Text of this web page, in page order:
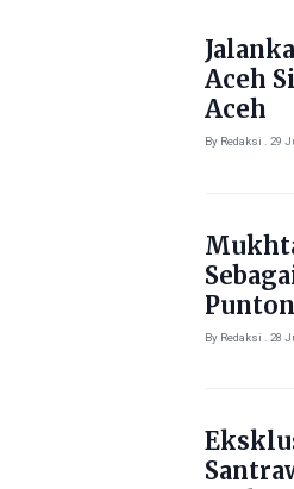
Aceh
Aceh
By Redaksi . 29
By Redaksi . 28